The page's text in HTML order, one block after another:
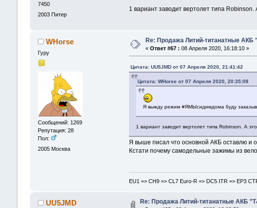
7450
2003 Питер
1 вариант заводит вертолет типа
WHorse
Гуру
Сообщений: 1269
Репутация: 28
Пол:
2005 Москва
Re: Продажа Литий-титанатные
« Ответ #67 : 08 Апреля 2020, 16:18:10 »
Цитата: UU5JMD от 07 Апреля 2020, 21:41:42
Цитата: WHorse от 07 Апреля 2020, 20:35:08
Я выжду режим #ЯМЫсидимдома буду
1 вариант заводит вертолет типа Robinson. А
Я выше писал что основной АКБ оставлю и
Кстати почему самодельные зажимы из
EU1 => CH9 => CL7 Euro-R => DC5 ITR => EP3
UU5JMD Re: Продажа Литий-титанатные АКБ